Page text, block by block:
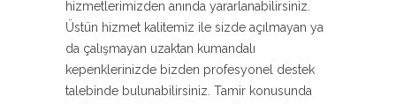
hizmetlerimizden anında yararlanabilirsiniz.
Üstün hizmet kalitemiz ile sizde açılmayan ya
da çalışmayan uzaktan kumandalı
kepenklerinizde bizden profesyonel destek
talebinde bulunabilirsiniz. Tamir konusunda